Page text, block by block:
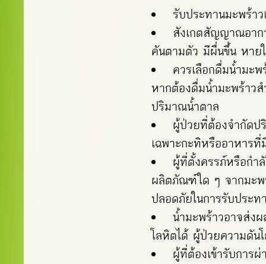
รับประทานมะพร้า
สังเกตสัญญาณอาก
คันตามตัว มีผื่นขึ้น หาย
ควรเลือกดื่มน้ำมะ
หากต้องดื่มน้ำมะพร้าว
ปริมาณน้ำตาล
ผู้ป่วยที่ต้องจำกัดป
เฉพาะกะทิหรืออาหาร
ผู้ที่ตั้งครรภ์หรือกำ
ผลิตภัณฑ์ใด ๆ จากมะพ
ปลอดภัยในการรับประ
น้ำมะพร้าวอาจส่ง
โลหิตได้ ผู้ป่วยความดัน
ผู้ที่ต้องเข้ารับการ